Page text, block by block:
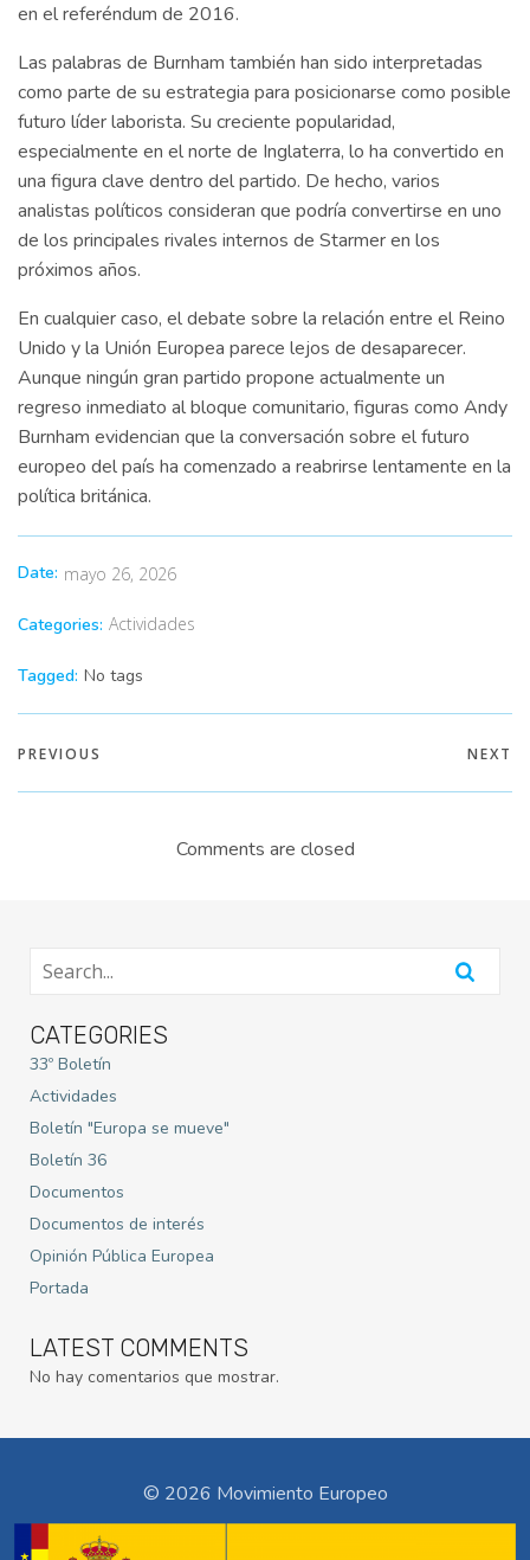
en el referéndum de 2016.
Las palabras de Burnham también han sido interpretadas
como parte de su estrategia para posicionarse como posible
futuro líder laborista. Su creciente popularidad,
especialmente en el norte de Inglaterra, lo ha convertido en
una figura clave dentro del partido. De hecho, varios
analistas políticos consideran que podría convertirse en uno
de los principales rivales internos de Starmer en los
próximos años.
En cualquier caso, el debate sobre la relación entre el Reino
Unido y la Unión Europea parece lejos de desaparecer.
Aunque ningún gran partido propone actualmente un
regreso inmediato al bloque comunitario, figuras como Andy
Burnham evidencian que la conversación sobre el futuro
europeo del país ha comenzado a reabrirse lentamente en la
política británica.
Date: mayo 26, 2026
Categories: Actividades
Tagged: No tags
PREVIOUS NEXT
Comments are closed
CATEGORIES
33º Boletín
Actividades
Boletín "Europa se mueve"
Boletín 36
Documentos
Documentos de interés
Opinión Pública Europea
Portada
LATEST COMMENTS
No hay comentarios que mostrar.
© 2026 Movimiento Europeo